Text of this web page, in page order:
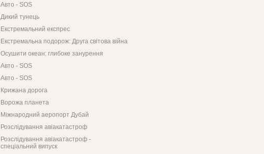
Авто - SOS
Дикий тунець
Екстремальний експрес
Екстремальна подорож: Друга світова війна
Осушити океан: глибоке занурення
Авто - SOS
Авто - SOS
Крижана дорога
Ворожа планета
Міжнародний аеропорт Дубай
Розслідування авіакатастроф
Розслідування авіакатастроф -
спеціальний випуск